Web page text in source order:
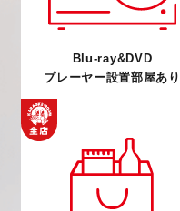
Blu-ray&DVD
プレーヤー設置部屋あり